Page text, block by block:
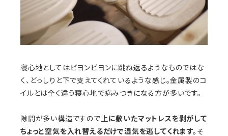
寝心地としてはビヨンビヨンに跳ね返るようなものではな
く、どっしりと下で支えてくれているような感じ。金属製のコ
イルとは全く違う寝心地で病みつきになる方が多いです。
隙間が多い構造ですので 上に敷いたマットレスを剥がして
ちょっと空気を入れ替えるだけで湿気を逃してくれます。 そ